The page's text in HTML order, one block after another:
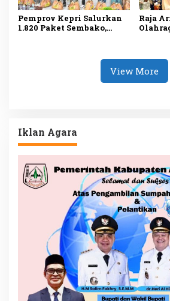
Pemprov Kepri Salurkan
1.820 Paket Sembako,
Raja
View More
Iklan Agara